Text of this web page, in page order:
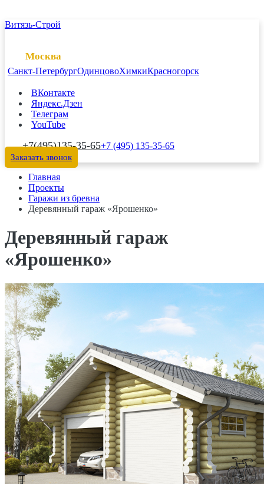
Витязь-Строй
Москва
Санкт-ПетербургОдинцовоХимкиКрасногорск
ВКонтакте
Яндекс.Дзен
Телеграм
YouTube
+7(495)135-35-65+7 (495) 135-35-65
Заказать звонок
Главная
Проекты
Гаражи из бревна
Деревянный гараж «Ярошенко»
Деревянный гараж
«Ярошенко»